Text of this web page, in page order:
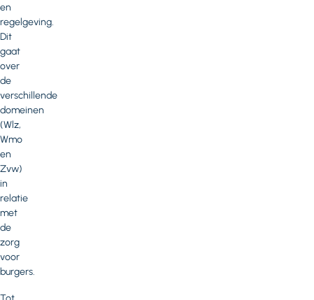
en
regelgeving.
Dit
gaat
over
de
verschillende
domeinen
(Wlz,
Wmo
en
Zvw)
in
relatie
met
de
zorg
voor
burgers.